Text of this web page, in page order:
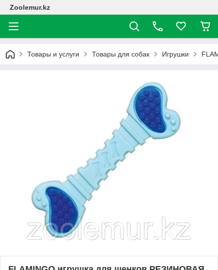
Zoolemur.kz
Товары и услуги Товары для собак Игрушки